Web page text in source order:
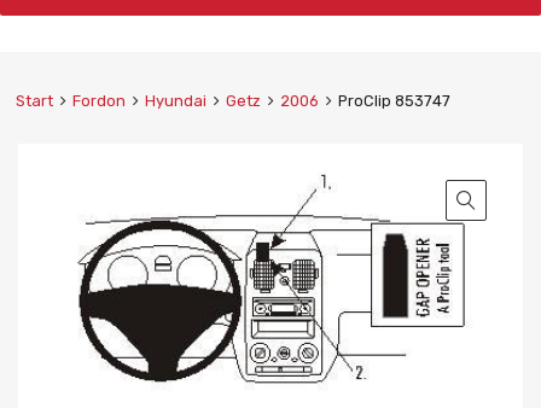
Start Fordon Hyundai Getz 2006 ProClip 853747